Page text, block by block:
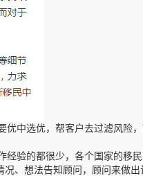
中选优，帮客户去过滤风险
验的都很少，各个国家的移
、想法告知顾问，顾问来做